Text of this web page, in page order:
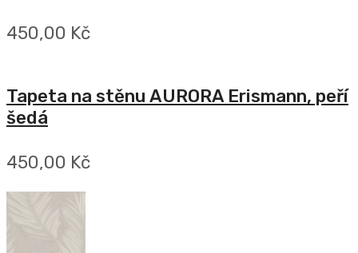
450,00 Kč
Tapeta na stěnu AURORA Erismann, peří
šedá
450,00 Kč